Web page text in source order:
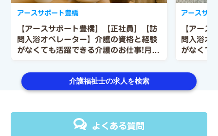
【アースサポート豊橋】【正社員】【訪
問入浴オペレーター】介護の資格と経験
がなくても活躍できる介護のお仕事!月給
アースサポート豊橋
【アース
問入浴オ
がなくて
アースサポ
介護福祉士の求人を検索
よくある質問